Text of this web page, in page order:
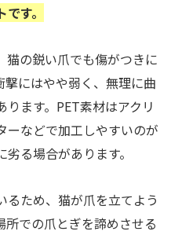
す。
猫の鋭い爪でも傷がつきに
撃にはやや弱く、無理に曲
ます。PET素材はアクリ
ーなどで加工しやすいのが
る場合があります。
るため、猫が爪を立てよう
所での爪とぎを諦めさせる